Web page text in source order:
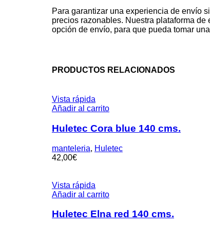
Para garantizar una experiencia de envío
precios razonables. Nuestra plataforma
opción de envío, para que pueda tomar
PRODUCTOS RELACIONADOS
Vista rápida
Añadir al carrito
Huletec Cora blue 140 cms.
manteleria, Huletec
42,00€
Vista rápida
Añadir al carrito
Huletec Elna red 140 cms.